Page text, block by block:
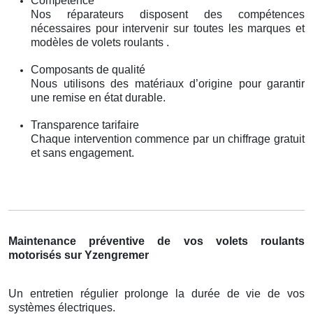
Nos réparateurs disposent des compétences
nécessaires pour intervenir sur toutes les marques et
modèles de volets roulants .
Composants de qualité
Nous utilisons des matériaux d’origine pour garantir
une remise en état durable.
Transparence tarifaire
Chaque intervention commence par un chiffrage gratuit
et sans engagement.
Maintenance préventive de vos volets roulants
motorisés sur Yzengremer
Un entretien régulier prolonge la durée de vie de vos
systèmes électriques.